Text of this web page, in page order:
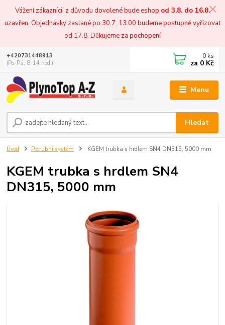
Vážení zákazníci, z důvodu dovolené bude eshop od 3.8. do 16.8.
uzavřen. Objednávky zaslané po 30.7. 13:00 budeme postupně vyřizovat
od 17.8. Děkujeme za pochopení
Menu
Hledat
+420731448913
(Po-Pá, 8-14 hod.)
0 ks
za 0 Kč
Úvod Potrubní systém KGEM trubka s hrdlem SN4 DN315, 5000 mm
KGEM trubka s hrdlem SN4
DN315, 5000 mm